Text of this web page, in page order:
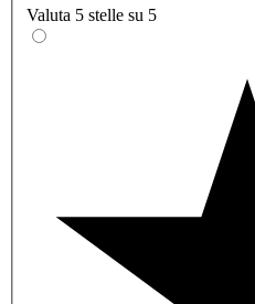
Valuta 5 stelle su 5